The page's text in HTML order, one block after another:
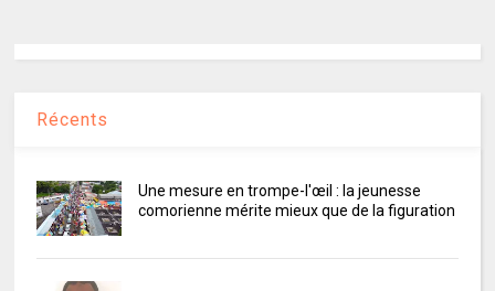
Récents
Une mesure en trompe-l'œil : la jeunesse
comorienne mérite mieux que de la figuration